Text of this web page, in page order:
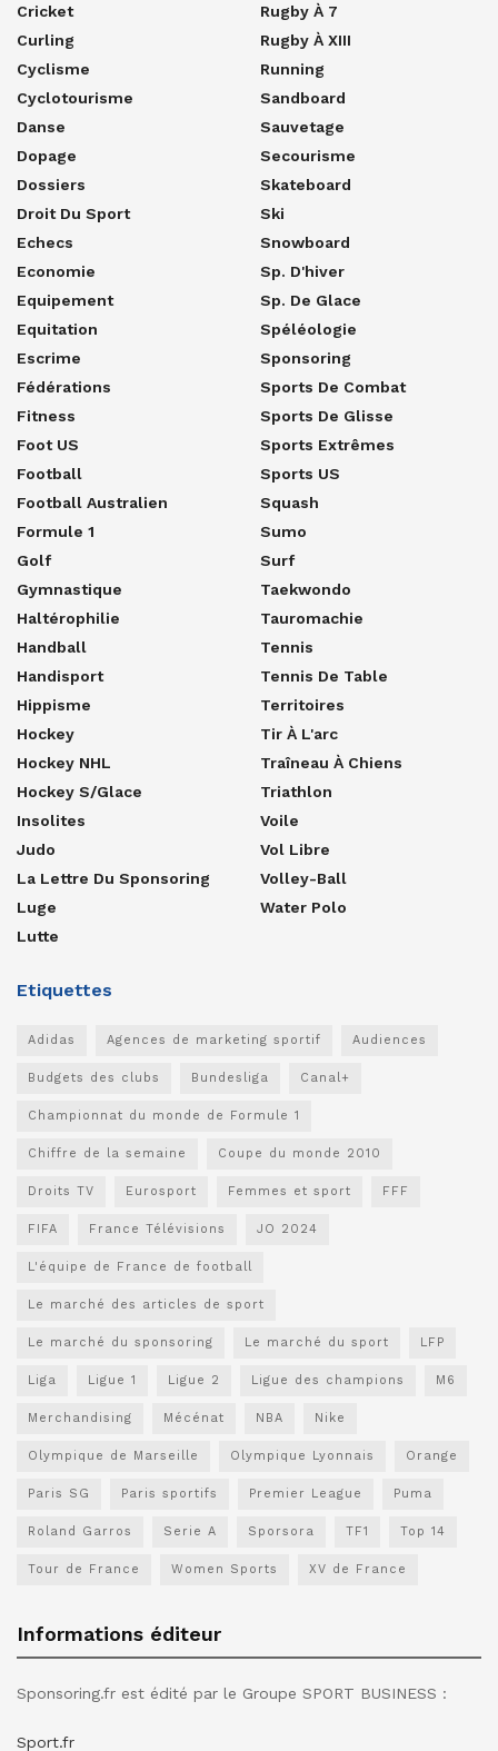
Cricket
Curling
Cyclisme
Cyclotourisme
Danse
Dopage
Dossiers
Droit Du Sport
Echecs
Economie
Equipement
Equitation
Escrime
Fédérations
Fitness
Foot US
Football
Football Australien
Formule 1
Golf
Gymnastique
Haltérophilie
Handball
Handisport
Hippisme
Hockey
Hockey NHL
Hockey S/glace
Insolites
Judo
La Lettre Du Sponsoring
Luge
Lutte
Rugby À 7
Rugby À XIII
Running
Sandboard
Sauvetage
Secourisme
Skateboard
Ski
Snowboard
Sp. D'hiver
Sp. De Glace
Spéléologie
Sponsoring
Sports De Combat
Sports De Glisse
Sports Extrêmes
Sports US
Squash
Sumo
Surf
Taekwondo
Tauromachie
Tennis
Tennis De Table
Territoires
Tir À L'arc
Traîneau À Chiens
Triathlon
Voile
Vol Libre
Volley-Ball
Water Polo
Etiquettes
Adidas Agences de marketing sportif Audiences
Budgets des clubs Bundesliga Canal+
Championnat du monde de Formule 1
Chiffre de la semaine Coupe du monde 2010
Droits TV Eurosport Femmes et sport FFF
FIFA France Télévisions JO 2024
L'équipe de France de football
Le marché des articles de sport
Le marché du sponsoring Le marché du sport LFP
Liga Ligue 1 Ligue 2 Ligue des champions M6
Merchandising Mécénat NBA Nike
Olympique de Marseille Olympique Lyonnais Orange
Paris SG Paris sportifs Premier League Puma
Roland Garros Serie A Sporsora TF1 Top 14
Tour de France Women Sports XV de France
Informations éditeur
Sponsoring.fr est édité par le Groupe SPORT BUSINESS :
Sport.fr